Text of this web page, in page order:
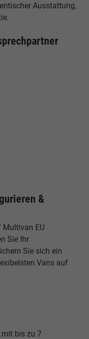
Ausstattung,
&
Multivan EU
Sie Ihr
Sie sich ein
Vans auf
bis zu 7